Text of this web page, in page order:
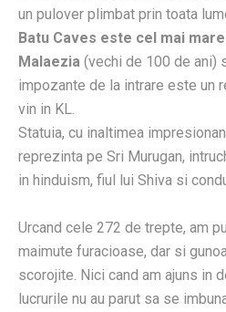
un pulover plimbat prin toata
Batu Caves este cel mai
Malaezia (vechi de 100 de ani)
impozante de la intrare este un
vin in KL.
Statuia, cu inaltimea
reprezinta pe Sri Murugan,
in hinduism, fiul lui Shiva si
Urcand cele 272 de trepte, am
maimute furacioase, dar si
scorojite. Nici cand am ajuns in
lucrurile nu au parut sa se